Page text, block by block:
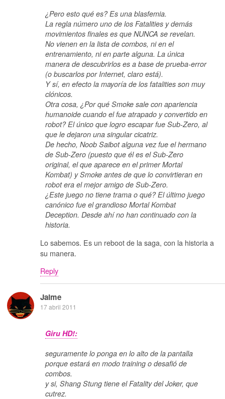
¿Pero esto qué es? Es una blasfemia.
La regla número uno de los Fatalities y demás
movimientos finales es que NUNCA se revelan.
No vienen en la lista de combos, ni en el
entrenamiento, ni en parte alguna. La única
manera de descubrirlos es a base de prueba-error
(o buscarlos por Internet, claro está).
Y sí, en efecto la mayoría de los fatalities son muy
clónicos.
Otra cosa, ¿Por qué Smoke sale con apariencia
humanoide cuando el fue atrapado y convertido en
robot? El único que logro escapar fue Sub-Zero, al
que le dejaron una singular cicatriz.
De hecho, Noob Saibot alguna vez fue el hermano
de Sub-Zero (puesto que él es el Sub-Zero
original, el que aparece en el primer Mortal
Kombat) y Smoke antes de que lo convirtieran en
robot era el mejor amigo de Sub-Zero.
¿Este juego no tiene trama o qué? El último juego
canónico fue el grandioso Mortal Kombat
Deception. Desde ahí no han continuado con la
historia.
Lo sabemos. Es un reboot de la saga, con la historia a
su manera.
Reply
Jaime
17 abril 2011
Giru HD!:
seguramente lo ponga en lo alto de la pantalla
porque estará en modo training o desafió de
combos.
y si, Shang Stung tiene el Fatality del Joker, que
cutrez.